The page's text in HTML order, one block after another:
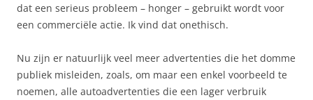
dat een serieus probleem – honger – gebruikt wordt voor
een commerciële actie. Ik vind dat onethisch.
Nu zijn er natuurlijk veel meer advertenties die het domme
publiek misleiden, zoals, om maar een enkel voorbeeld te
noemen, alle autoadvertenties die een lager verbruik